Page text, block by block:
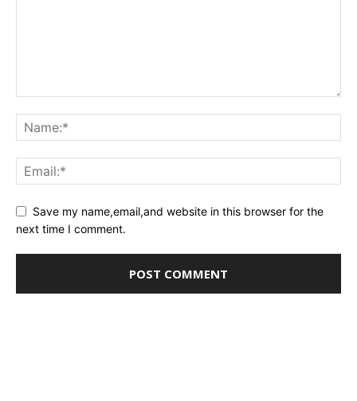
Save my name,email,and website in this browser for the
next time I comment.